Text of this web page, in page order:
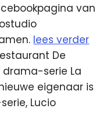
van
lees verder
De
drama-serie La
eigenaar is
Lucio